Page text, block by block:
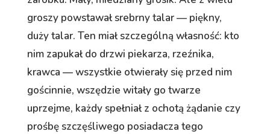
groszy powstawał srebrny talar — piękny,
duży talar. Ten miał szczególną własność: kto
nim zapukał do drzwi piekarza, rzeźnika,
krawca — wszystkie otwierały się przed nim
gościnnie, wszędzie witały go twarze
uprzejme, każdy spełniał z ochotą żądanie czy
prośbę szczęśliwego posiadacza tego